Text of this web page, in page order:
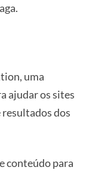
uma
ajudar os sites
resultados dos
conteúdo para